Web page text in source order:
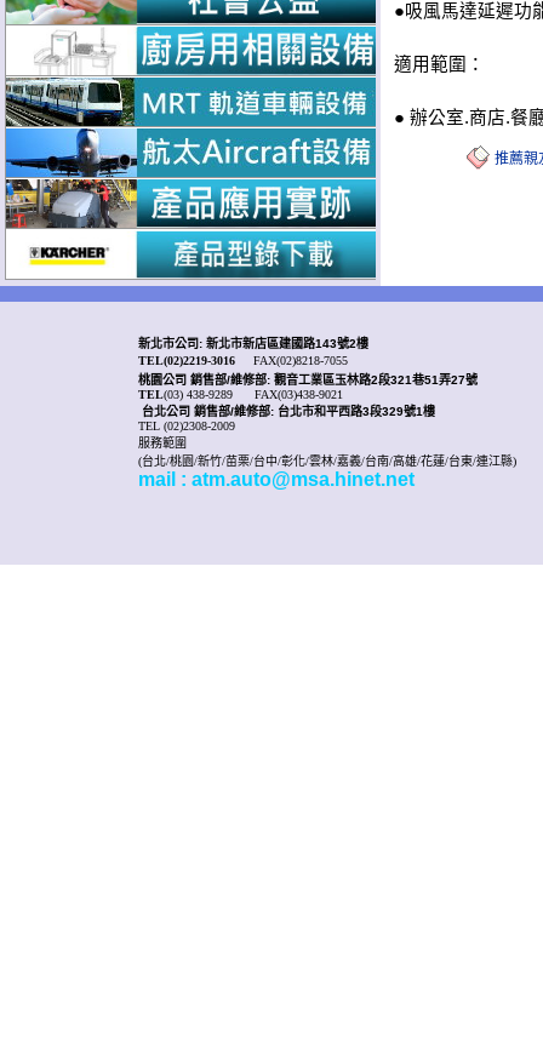
●吸風馬達延遲功
適用範圍：
● 辦公室.商店.餐
推薦親
新北市公司: 新北市新店區建國路143號2樓
TEL(02)2219-3016 FAX(02)8218-7055
桃園公司 銷售部/維修部: 觀音工業區玉林路2段321巷51弄27號
TEL(03) 438-9289
FAX(03)438-9021
台北公司 銷售部/維修部: 台北市和平西路3段329號1樓
TEL (02)2308-2009
服務範圍
(台北/桃園/新竹/苗栗/台中/彰化/雲林/嘉義/台南/高雄/花蓮/台東/連江縣)
mail : atm.auto@msa.hinet.net